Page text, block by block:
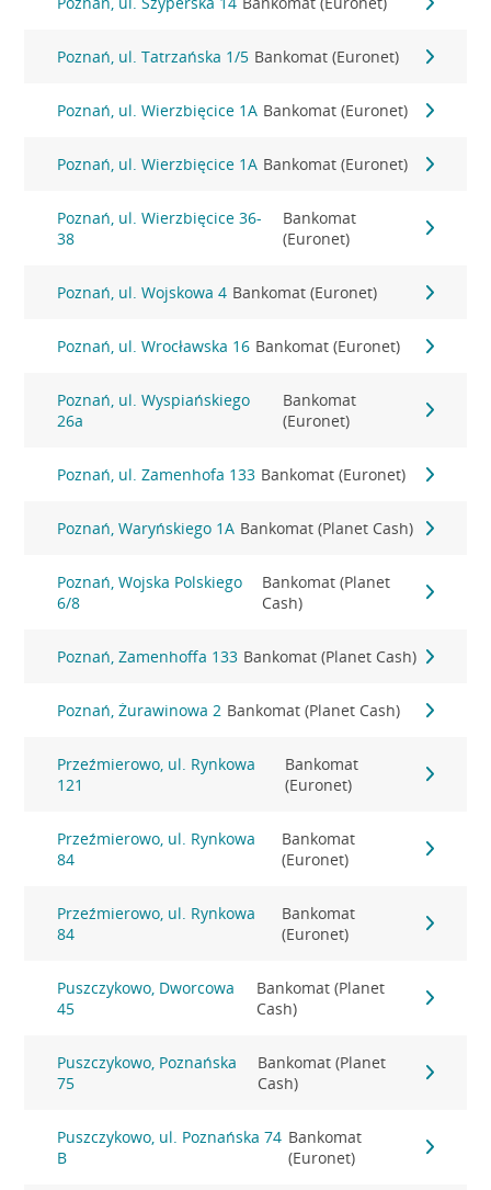
Poznań, ul. Tatrzańska 1/5 Bankomat (Euronet)
Poznań, ul. Wierzbięcice 1A Bankomat (Euronet)
Poznań, ul. Wierzbięcice 1A Bankomat (Euronet)
Poznań, ul. Wierzbięcice 36-
38
Bankomat
(Euronet)
Poznań, ul. Wojskowa 4 Bankomat (Euronet)
Poznań, ul. Wrocławska 16 Bankomat (Euronet)
Poznań, ul. Wyspiańskiego
26a
Bankomat
(Euronet)
Poznań, ul. Zamenhofa 133 Bankomat (Euronet)
Poznań, Waryńskiego 1A Bankomat (Planet Cash)
Poznań, Wojska Polskiego
6/8
Bankomat (Planet
Cash)
Poznań, Zamenhoffa 133 Bankomat (Planet Cash)
Poznań, Żurawinowa 2 Bankomat (Planet Cash)
Przeźmierowo, ul. Rynkowa
121
Bankomat
(Euronet)
Przeźmierowo, ul. Rynkowa
84
Bankomat
(Euronet)
Przeźmierowo, ul. Rynkowa
84
Bankomat
(Euronet)
Puszczykowo, Dworcowa
45
Bankomat (Planet
Cash)
Puszczykowo, Poznańska
75
Bankomat (Planet
Cash)
Puszczykowo, ul. Poznańska 74
B
Bankomat
(Euronet)